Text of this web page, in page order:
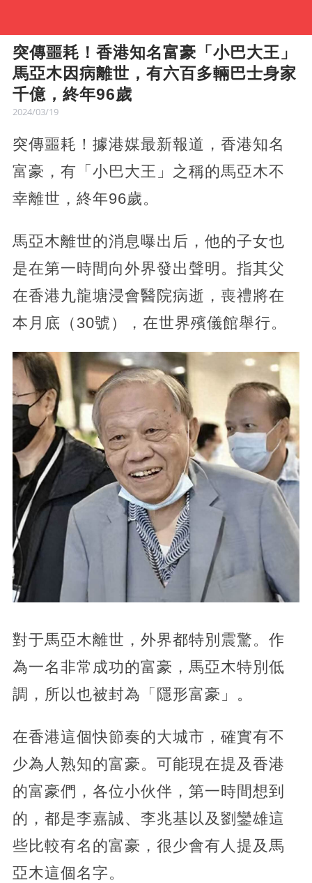
突傳噩耗！香港知名富豪「小巴大王」
馬亞木因病離世，有六百多輛巴士身家
千億，終年96歲
2024/03/19
突傳噩耗！據港媒最新報道，香港知名
富豪，有「小巴大王」之稱的馬亞木不
幸離世，終年96歲。
馬亞木離世的消息曝出后，他的子女也
是在第一時間向外界發出聲明。指其父
在香港九龍塘浸會醫院病逝，喪禮將在
本月底（30號），在世界殯儀館舉行。
對于馬亞木離世，外界都特別震驚。作
為一名非常成功的富豪，馬亞木特別低
調，所以也被封為「隱形富豪」。
在香港這個快節奏的大城市，確實有不
少為人熟知的富豪。可能現在提及香港
的富豪們，各位小伙伴，第一時間想到
的，都是李嘉誠、李兆基以及劉鑾雄這
些比較有名的富豪，很少會有人提及馬
亞木這個名字。